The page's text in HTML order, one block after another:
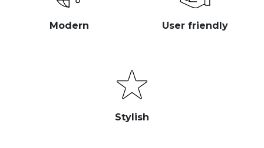
Modern User friendly
Stylish